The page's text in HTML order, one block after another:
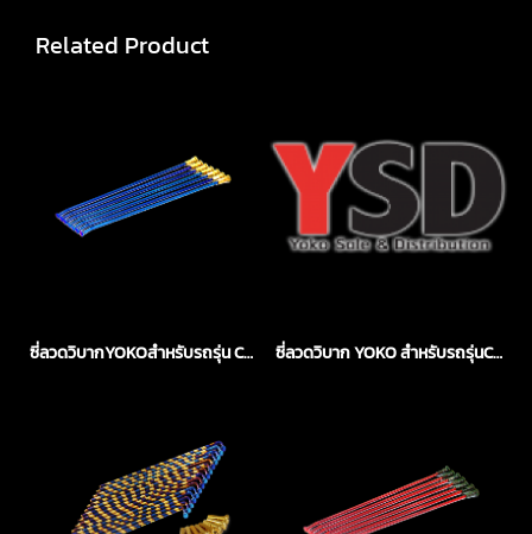
Related Product
ซี่ลวดวิบากYOKOสำหรับรถรุ่น CRF250เบอร์10 ซี่ลวดวิบาก YOKO สำหรับรถรุ่นCRF250